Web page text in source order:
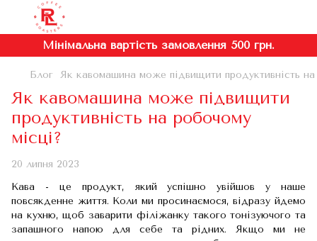
Мінімальна вартість замовлення 500 грн.
Блог Як кавомашина може підвищити продуктивність на
Як кавомашина може підвищити
продуктивність на робочому
місці?
20 липня 2023
Кава - це продукт, який успішно увійшов у наше
повсякденне життя. Коли ми просинаємося, відразу йдемо
на кухню, щоб заварити філіжанку такого тонізуючого та
запашного напою для себе та рідних. Якщо ми не